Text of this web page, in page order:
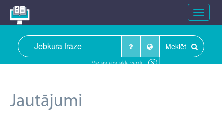
Toggle
Meklēt
Vietas apstākļa vārdi
Jautājumi